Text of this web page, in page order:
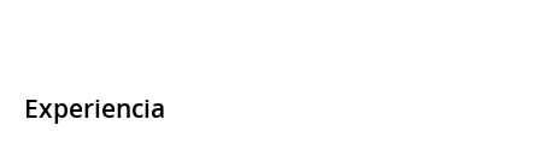
Experiencia